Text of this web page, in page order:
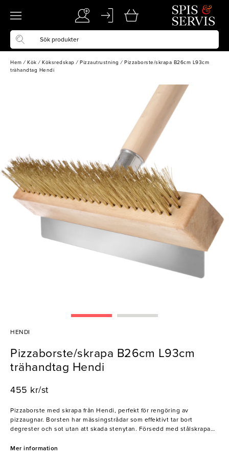
Hem / Kök / Köksredskap / Pizzautrustning / Pizzaborste/skrapa B26cm L93cm
trähandtag Hendi
HENDI
Pizzaborste/skrapa B26cm L93cm
trähandtag Hendi
455 kr/st
Pizzaborste med skrapa från Hendi, perfekt för rengöring av
pizzaugnar. Borsten har mässingstrådar som effektivt tar bort
degrester och sot utan att skada stenytan. Försedd med stålskrapa
Mer information